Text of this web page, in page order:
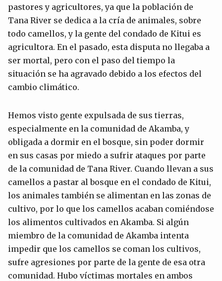
pastores y agricultores, ya que la población de
Tana River se dedica a la cría de animales, sobre
todo camellos, y la gente del condado de Kitui es
agricultora. En el pasado, esta disputa no llegaba a
ser mortal, pero con el paso del tiempo la
situación se ha agravado debido a los efectos del
cambio climático.
Hemos visto gente expulsada de sus tierras,
especialmente en la comunidad de Akamba, y
obligada a dormir en el bosque, sin poder dormir
en sus casas por miedo a sufrir ataques por parte
de la comunidad de Tana River. Cuando llevan a sus
camellos a pastar al bosque en el condado de Kitui,
los animales también se alimentan en las zonas de
cultivo, por lo que los camellos acaban comiéndose
los alimentos cultivados en Akamba. Si algún
miembro de la comunidad de Akamba intenta
impedir que los camellos se coman los cultivos,
sufre agresiones por parte de la gente de esa otra
comunidad. Hubo víctimas mortales en ambos